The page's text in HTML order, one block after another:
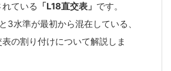
れている 「L18直交表」 です。
3水準が最初から混在している、
の割り付けについて解説しま